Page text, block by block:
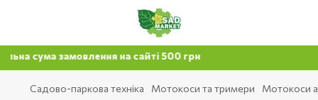
на сайті 500 грн
Садово-паркова техніка Мотокоси та тримери Мотокоси